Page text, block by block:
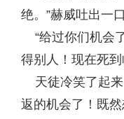
绝。”赫威吐出一
“给过你们机会
得别人！现在死
天徒冷笑了起来
返的机会了！既